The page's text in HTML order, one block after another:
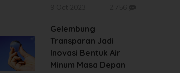
Gelembung
Transparan Jadi
Inovasi Bentuk Air
Minum Masa Depan